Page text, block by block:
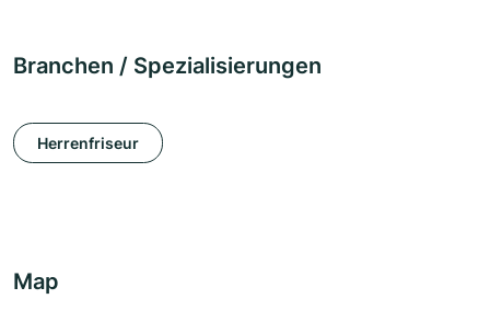
Branchen / Spezialisierungen
Herrenfriseur
Map